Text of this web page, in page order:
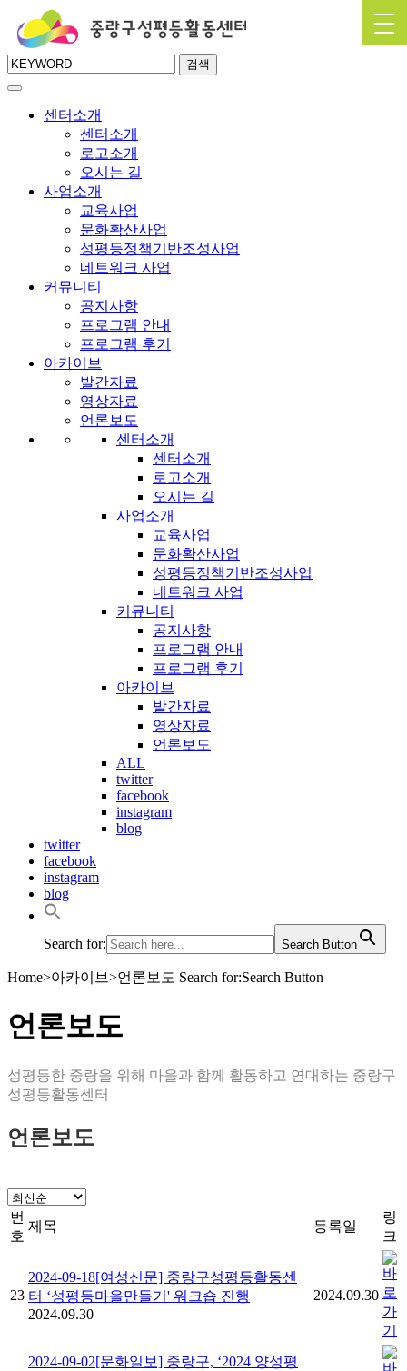
검색
센터소개
센터소개
로고소개
오시는 길
사업소개
교육사업
문화확산사업
성평등정책기반조성사업
네트워크 사업
커뮤니티
공지사항
프로그램 안내
프로그램 후기
아카이브
발간자료
영상자료
언론보도
센터소개
센터소개
로고소개
오시는 길
사업소개
교육사업
문화확산사업
성평등정책기반조성사업
네트워크 사업
커뮤니티
공지사항
프로그램 안내
프로그램 후기
아카이브
발간자료
영상자료
언론보도
ALL
twitter
facebook
instagram
blog
twitter
facebook
instagram
blog
Search for: Search Button
Home>아카이브>언론보도 Search for:Search Button
언론보도
성평등한 중랑을 위해 마을과 함께 활동하고 연대하는 중랑구
성평등활동센터
언론보도
번
호
제목 등록일
링
크
23
2024-09-18[여성신문] 중랑구성평등활동센
터 ‘성평등마을만들기' 워크숍 진행
2024.09.30
2024.09.30
2024-09-02[문화일보] 중랑구, ‘2024 양성평